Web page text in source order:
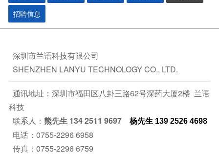
招聘信息
深圳市兰语科技有限公司
SHENZHEN LANYU TECHNOLOGY CO., LTD.
通讯地址：深圳市福田区八卦三路62号深药大厦2楼 兰语
科技
联系人： 熊先生 134 2511 9697 杨先生 139 2526 4698‬
电话：0755-2296 6958
传真：0755-2296 6759